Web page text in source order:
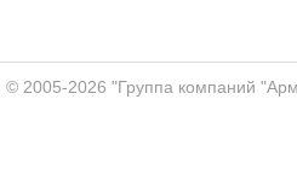
© 2005-2026 "Группа компаний